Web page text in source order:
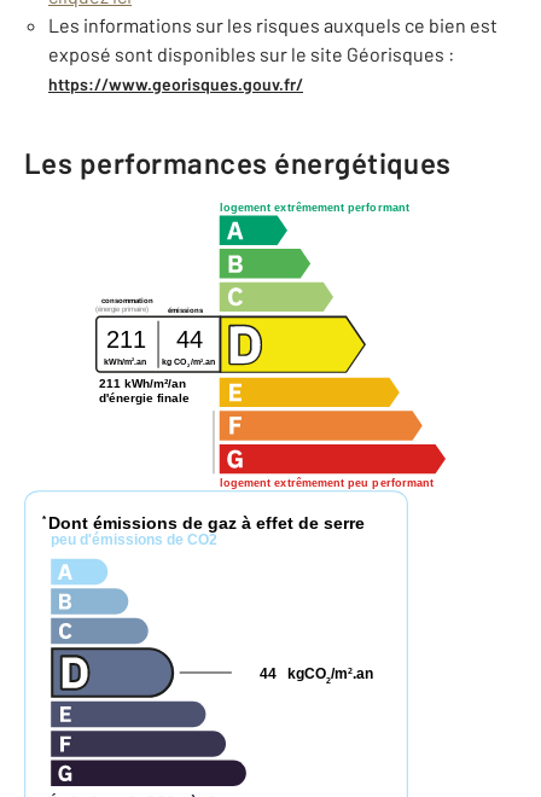
Les informations sur les risques auxquels ce bien est
exposé sont disponibles sur le site Géorisques :
https://www.georisques.gouv.fr/
Les performances énergétiques
logement extrêmement performant
logement extrêmement peu performant
consommation
émissions
(énergie primaire)
211 44
kWh/m2.an kg CO2 /m2 .an
211 kWh/m²/an
d'énergie finale
* Dont émissions de gaz à effet de serre
peu d'émissions de CO2
kgCO2/m2.an
44